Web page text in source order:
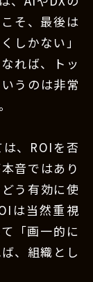
そ、最後は
しかない」
れば、トッ
うのは非常
、ROIを否
音ではあり
う有効に使
は当然重視
「画一的に
、組織とし